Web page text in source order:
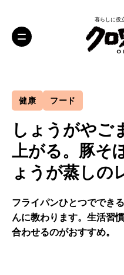
暮らしに役
健康 フード
しょうがやご
上がる。豚そ
ょうが蒸しの
フライパンひとつででき
んに教わります。生活習
合わせるのがおすすめ。